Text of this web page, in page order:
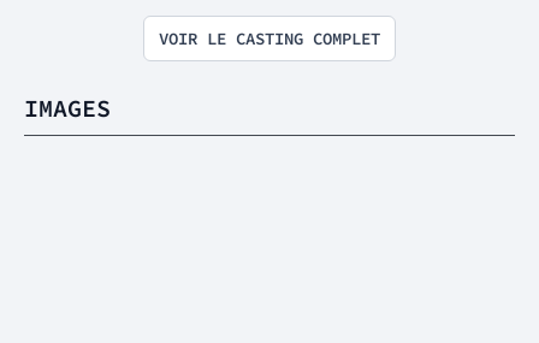
VOIR LE CASTING COMPLET
IMAGES